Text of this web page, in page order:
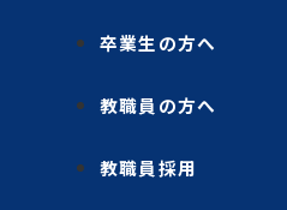
卒業生の方へ
教職員の方へ
教職員採用